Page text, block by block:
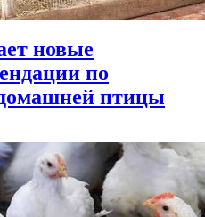
новые
по
птицы